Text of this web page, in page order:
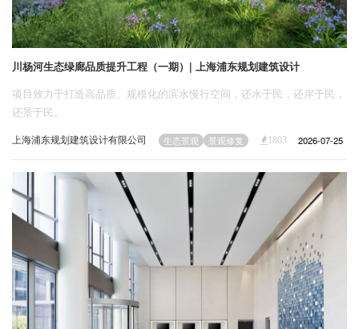
川杨河生态绿廊品质提升工程（一期）| 上海浦东规划建筑设计
项目致力于打造高品质、规模化的滨水慢行空间，还水于民，还岸于民，
还景于民。
上海浦东规划建筑设计有限公司 生态景观 景观修复 1803 2026-07-25